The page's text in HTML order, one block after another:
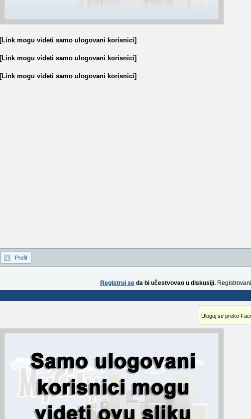
[Link mogu videti samo ulogovani korisnici]
[Link mogu videti samo ulogovani korisnici]
[Link mogu videti samo ulogovani korisnici]
Profil
Registruj se da bi učestvovao u diskusiji.
Uloguj se preko